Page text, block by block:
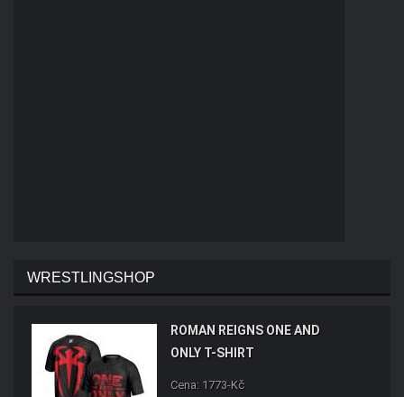
WRESTLINGSHOP
ROMAN REIGNS ONE AND
ONLY T-SHIRT
Cena: 1773-Kč